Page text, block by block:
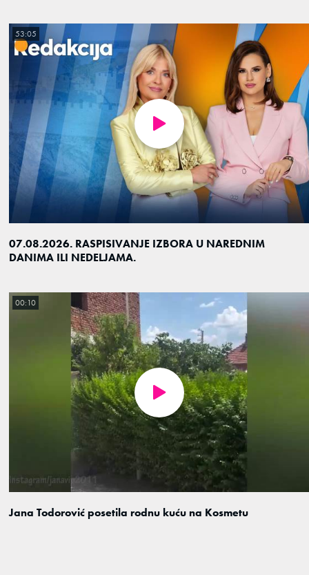
07.08.2026. RASPISIVANJE IZBORA U NAREDNIM
DANIMA ILI NEDELJAMA.
53:05
Jana Todorović posetila rodnu kuću na Kosmetu
00:10